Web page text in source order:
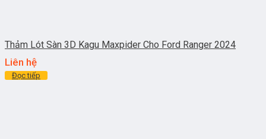
Thảm Lót Sàn 3D Kagu Maxpider Cho Ford Ranger 2024
Liên hệ
Đọc tiếp